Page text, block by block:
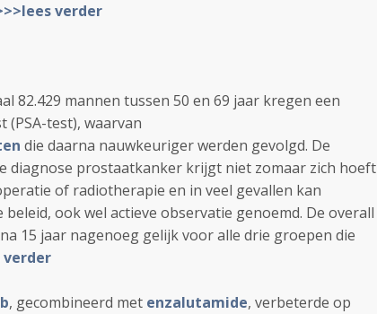
verder
82.429 mannen tussen 50 en 69 jaar kregen een
test), waarvan
die daarna nauwkeuriger werden gevolgd. De
diagnose prostaatkanker krijgt niet zomaar zich hoeft
of radiotherapie en in veel gevallen kan
ook wel actieve observatie genoemd. De overall
15 jaar nagenoeg gelijk voor alle drie groepen die
verder
, gecombineerd met enzalutamide, verbeterde op